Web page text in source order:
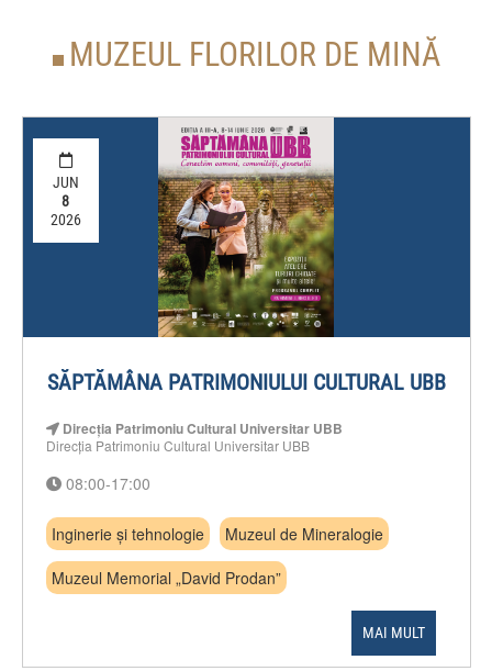
MUZEUL FLORILOR DE MINĂ
JUN
8
2026
SĂPTĂMÂNA PATRIMONIULUI CULTURAL UBB
Direcția Patrimoniu Cultural Universitar UBB
Direcția Patrimoniu Cultural Universitar UBB
08:00-17:00
Inginerie și tehnologie
Muzeul de Mineralogie
Muzeul Memorial „David Prodan”
MAI MULT